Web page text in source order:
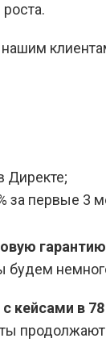
нашим
Директе;
за первые 3
будем
с кейсами в